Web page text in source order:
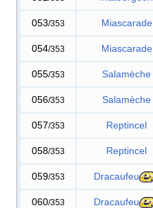
053/353 Miascarade
054/353 Miascarade
055/353 Salamèche
056/353 Salamèche
057/353 Reptincel
058/353 Reptincel
059/353 Dracaufeu
060/353 Dracaufeu